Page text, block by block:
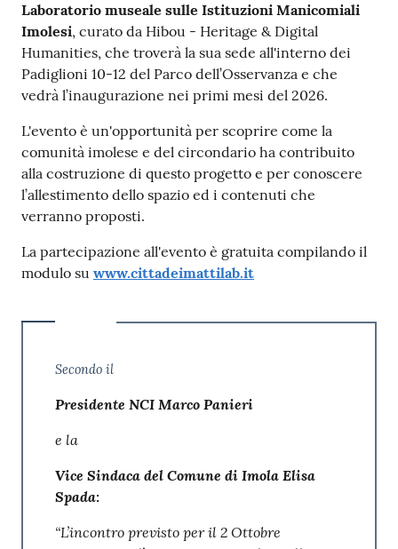
Laboratorio museale sulle Istituzioni Manicomiali
Imolesi, curato da Hibou - Heritage & Digital
Humanities, che troverà la sua sede all'interno dei
Padiglioni 10-12 del Parco dell’Osservanza e che
vedrà l’inaugurazione nei primi mesi del 2026.
L'evento è un'opportunità per scoprire come la
comunità imolese e del circondario ha contribuito
alla costruzione di questo progetto e per conoscere
l’allestimento dello spazio ed i contenuti che
verranno proposti.
La partecipazione all'evento è gratuita compilando il
modulo su www.cittadeimattilab.it
Secondo il
Presidente NCI Marco Panieri
e la
Vice Sindaca del Comune di Imola Elisa
Spada:
“L’incontro previsto per il 2 Ottobre